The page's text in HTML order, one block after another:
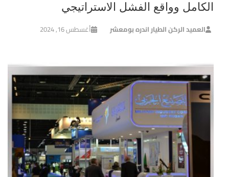
الكامل وواقع الفشل الاستراتيجي
العميد الركن الطيار اندره بومعشر أغسطس 16, 2024